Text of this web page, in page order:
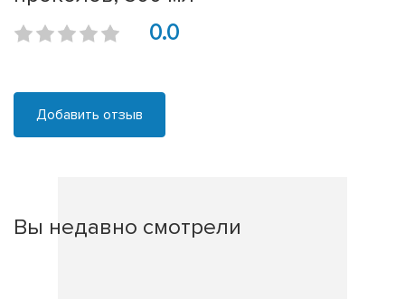
0.0
Добавить отзыв
Вы недавно смотрели